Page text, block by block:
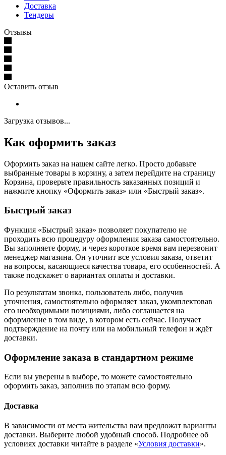
Доставка
Тендеры
Отзывы
Оставить отзыв
Загрузка отзывов...
Как оформить заказ
Оформить заказ на нашем сайте легко. Просто добавьте
выбранные товары в корзину, а затем перейдите на страницу
Корзина, проверьте правильность заказанных позиций и
нажмите кнопку «Оформить заказ» или «Быстрый заказ».
Быстрый заказ
Функция «Быстрый заказ» позволяет покупателю не
проходить всю процедуру оформления заказа самостоятельно.
Вы заполняете форму, и через короткое время вам перезвонит
менеджер магазина. Он уточнит все условия заказа, ответит
на вопросы, касающиеся качества товара, его особенностей. А
также подскажет о вариантах оплаты и доставки.
По результатам звонка, пользователь либо, получив
уточнения, самостоятельно оформляет заказ, укомплектовав
его необходимыми позициями, либо соглашается на
оформление в том виде, в котором есть сейчас. Получает
подтверждение на почту или на мобильный телефон и ждёт
доставки.
Оформление заказа в стандартном режиме
Если вы уверены в выборе, то можете самостоятельно
оформить заказ, заполнив по этапам всю форму.
Доставка
В зависимости от места жительства вам предложат варианты
доставки. Выберите любой удобный способ. Подробнее об
условиях доставки читайте в разделе «Условия доставки».